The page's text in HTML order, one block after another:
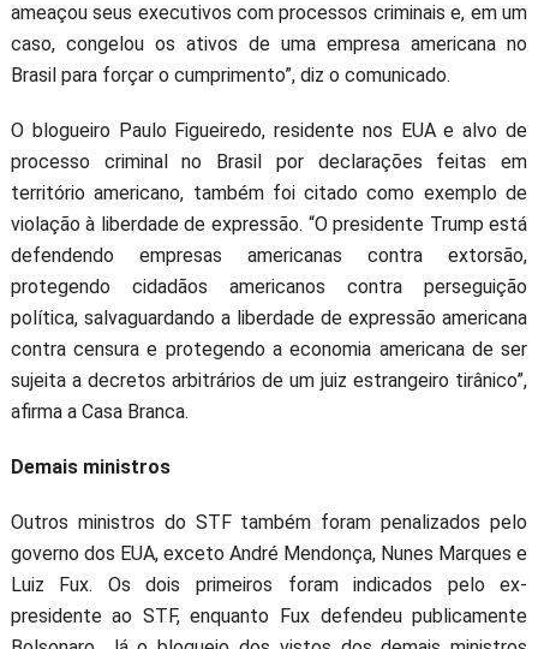
ameaçou seus executivos com processos criminais e, em um
caso, congelou os ativos de uma empresa americana no
Brasil para forçar o cumprimento”, diz o comunicado.
O blogueiro Paulo Figueiredo, residente nos EUA e alvo de
processo criminal no Brasil por declarações feitas em
território americano, também foi citado como exemplo de
violação à liberdade de expressão. “O presidente Trump está
defendendo empresas americanas contra extorsão,
protegendo cidadãos americanos contra perseguição
política, salvaguardando a liberdade de expressão americana
contra censura e protegendo a economia americana de ser
sujeita a decretos arbitrários de um juiz estrangeiro tirânico”,
afirma a Casa Branca.
Demais ministros
Outros ministros do STF também foram penalizados pelo
governo dos EUA, exceto André Mendonça, Nunes Marques e
Luiz Fux. Os dois primeiros foram indicados pelo ex-
presidente ao STF, enquanto Fux defendeu publicamente